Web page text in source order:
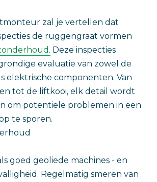
zal je vertellen dat
de ruggengraat vormen
. Deze inspecties
evaluatie van zowel de
elektrische componenten. Van
tot de liftkooi, elk detail wordt
om potentiële problemen in een
te sporen.
goed geoliede machines - en
Regelmatig smeren van